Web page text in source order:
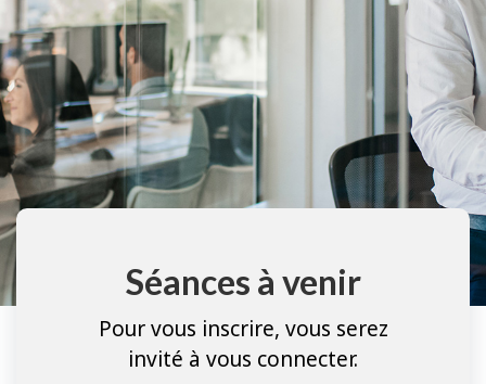
Séances à venir
Pour vous inscrire, vous serez
invité à vous connecter.